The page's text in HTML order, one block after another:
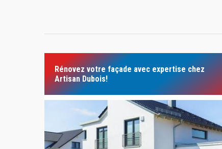
Rénovez votre façade avec expertise chez
Artisan Dubois!